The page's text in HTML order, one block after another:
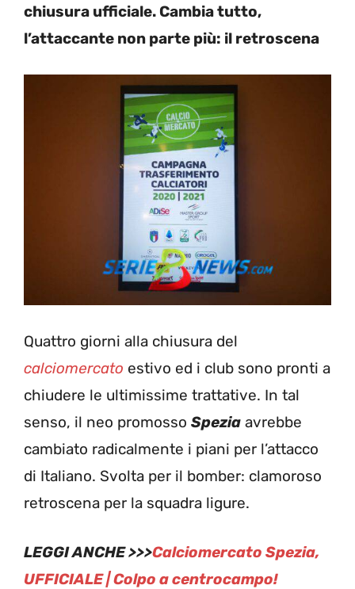
chiusura ufficiale. Cambia tutto,
l’attaccante non parte più: il retroscena
Quattro giorni alla chiusura del
calciomercato estivo ed i club sono pronti a
chiudere le ultimissime trattative. In tal
senso, il neo promosso Spezia avrebbe
cambiato radicalmente i piani per l’attacco
di Italiano. Svolta per il bomber: clamoroso
retroscena per la squadra ligure.
LEGGI ANCHE >>>Calciomercato Spezia,
UFFICIALE | Colpo a centrocampo!